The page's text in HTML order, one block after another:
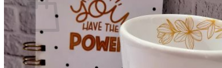
No hay productos en el carrito.
Volver a la tienda